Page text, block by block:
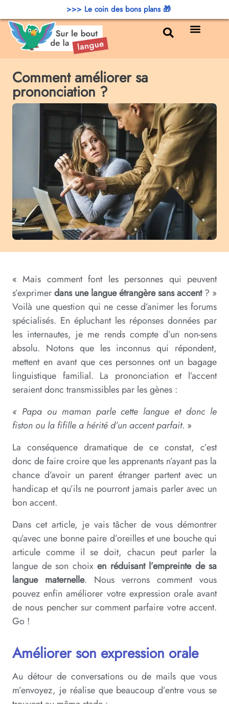
Comment améliorer sa
prononciation ?
« Mais comment font les personnes qui peuvent
s’exprimerdans une langue étrangère sans accent? »
Voilà une question qui ne cesse d’animer les forums
spécialisés. En épluchant les réponses données par
les internautes, je me rends compte d’un non-sens
absolu. Notons que les inconnus qui répondent,
mettent en avant que ces personnes ont un bagage
linguistique familial. La prononciation et l’accent
seraient donc transmissibles par les gènes :
« Papa ou maman parle cette langue et donc le
fiston ou la fifille a hérité d’un accent parfait. »
La conséquence dramatique de ce constat, c’est
donc de faire croire que les apprenants n’ayant pas la
chance d’avoir un parent étranger partent avec un
handicap et qu’ils ne pourront jamais parler avec un
bon accent.
Dans cet article, je vais tâcher de vous démontrer
qu’avec une bonne paire d’oreilles et une bouche qui
articule comme il se doit, chacun peut parler la
langue de son choix en réduisant l’empreinte de sa
langue maternelle. Nous verrons comment vous
pouvez enfin améliorer votre expression orale avant
de nous pencher sur comment parfaire votre accent.
Go !
Améliorer son expression orale
Au détour de conversations ou de mails que vous
m’envoyez, je réalise que beaucoup d’entre vous se
>>> Le coin des bons plans 🎁